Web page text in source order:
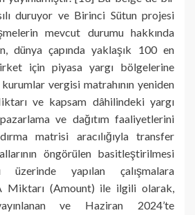
duruyor ve Birinci Sütun projesi
mevcut durumu hakkında
dünya çapında yaklaşık 100 en
için piyasa yargı bölgelerine
vergisi matrahının yeniden
ve kapsam dâhilindeki yargı
ve dağıtım faaliyetlerini
matrisi aracılığıyla transfer
öngörülen basitleştirilmesi
yapılan çalışmalara
Miktarı (Amount) ile ilgili olarak,
ve Haziran 2024’te